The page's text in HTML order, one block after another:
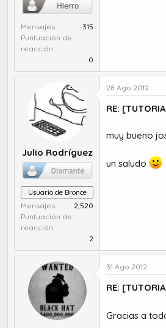
Mensajes
315
Puntuación de
reacción
0
Julio Rodríguez
Usuario de Bronce
Mensajes
2,520
Puntuación de
reacción
2
28 Ago 2012
RE:
muy bueno
un saludo
31 Ago 2012
RE:
Gracias a